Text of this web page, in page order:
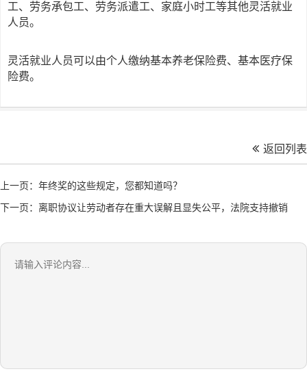
工、劳务承包工、劳务派遣工、家庭小时工等其他灵活就业
人员。
灵活就业人员可以由个人缴纳基本养老保险费、基本医疗保
险费。
返回列表
上一页：年终奖的这些规定，您都知道吗？
下一页：离职协议让劳动者存在重大误解且显失公平，法院支持撤销